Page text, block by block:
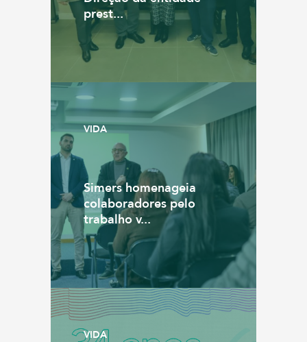
prest...
VIDA
Simers homenageia
colaboradores pelo
trabalho v...
VIDA